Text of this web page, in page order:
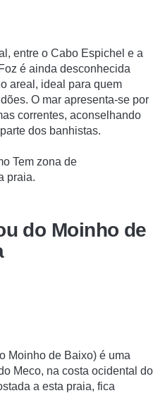
entre o Cabo Espichel e a
é ainda desconhecida
areal, ideal para quem
O mar apresenta-se por
correntes, aconselhando
dos banhistas.
Tem zona de
praia.
do Moinho de
Moinho de Baixo) é uma
Meco, na costa ocidental do
a esta praia, fica